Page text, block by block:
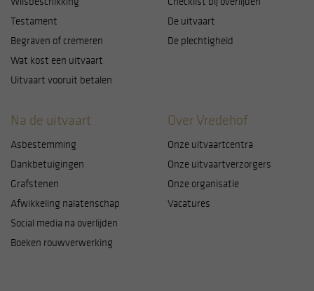
voor het plaatsen van cookies en zo ja, waarvoor
precies. Let op: noodzakelijke cookies kunt u niet
uitzetten. Die zijn namelijk nodig voor een goede
werking van de website. U kunt uw keuzes altijd
aanpassen door linksonder op cookie-instellingen te
Testament
Begraven of cremeren
Wat kost een uitvaart
Uitvaart vooruit betalen
De uitvaart
De plechtigheid
Na de uitvaart
Asbestemming
Dankbetuigingen
Grafstenen
Afwikkeling nalatenschap
Social media na overlijden
Boeken rouwverwerking
Over Vredehof
Onze uitvaartcentra
Onze uitvaartverzorgers
Onze organisatie
Vacatures